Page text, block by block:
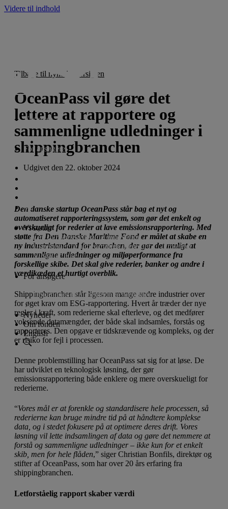
Videre til indhold
Vi støtter
For ansøgere
Vi støtter
Lån til iværksætteri og innovation
Donationer til almennyttige projekter
Projekter
Vi støtter ikke
For ansøgere
Donationer til almennyttige projekter
Nyheder
Om fonden
English
Tilbage til nyhedsoversigten
OceanPass vil gøre det
lettere at rapportere og
sammenligne udledninger i
shippingbranchen
Udgivet den 22. oktober 2024
Den danske startup OceanPass står bag et nyt og
automatiseret rapporteringssystem, som gør det enkelt og
overskueligt for rederier at lave emissionsrapportering. Med
støtte fra Den Danske Maritime Fond er målet at skabe en
ny industristandard for branchen, der gør det muligt at
sammenligne udledninger og miljøperformance fra
forskellige skibe. Det skal give rederier, banker og andre i
værdikæden et hurtigt overblik.
Shippingbranchen står ligesom mange andre industrier over
for øget krav om ESG-rapportering. Hvert år træder der nye
regler i kraft, som rederierne skal efterleve, og det medfører
voksende datamængder, der både skal indsamles, forstås og
rapporteres. Den opgave er tidskrævende og kompleks, og der
er risiko for fejl i processen.
Denne problemstilling har OceanPass sat sig for at løse. De
har udviklet en teknologisk løsning, der gør
emissionsrapportering både enklere og mere overskueligt for
rederierne.
“Vores mål er at forenkle og standardisere hele processen, så
rederierne kan bruge mindre tid på at håndtere komplekse
data, og i stedet fokusere på at optimere deres drift. Vores
løsning vil lette indsamlingen af data og gøre det nemmere at
forstå og sammenligne udledninger – ikke kun for et enkelt
skib, men for hele flåden,” siger Christian Bonfils, direktør og
stifter af OceanPass, som har over 20 års erfaring fra
shippingbranchen.
Letforståelig rapport skaber værdi